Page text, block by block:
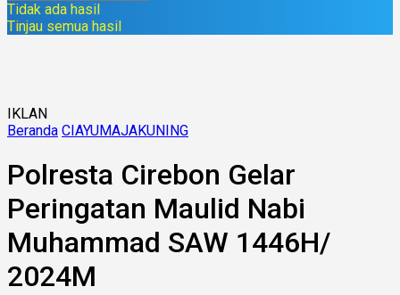
Tidak ada hasil
Tinjau semua hasil
IKLAN
Beranda CIAYUMAJAKUNING
Polresta Cirebon Gelar
Peringatan Maulid Nabi
Muhammad SAW 1446H/
2024M